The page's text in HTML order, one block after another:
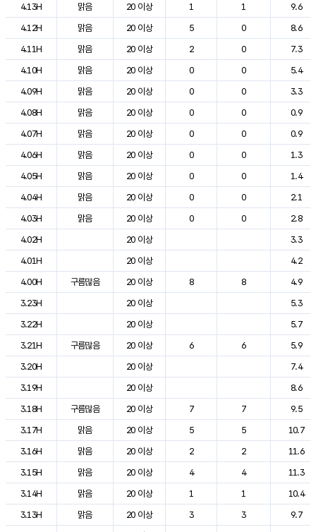
4.13H
맑음 20 이상 1 1
9.6
4.12H
맑음 20 이상 5 0
8.6
4.11H
맑음 20 이상 2 0
7.3
4.10H
맑음 20 이상 0 0
5.4
4.09H
맑음 20 이상 0 0
3.3
4.08H
맑음 20 이상 0 0
0.9
4.07H
맑음 20 이상 0 0
0.9
4.06H
맑음 20 이상 0 0
1.3
4.05H
맑음 20 이상 0 0
1.4
4.04H
맑음 20 이상 0 0
2.1
4.03H
맑음 20 이상 0 0
2.8
4.02H
20 이상
3.3
4.01H
20 이상
4.2
4.00H
구름많음 20 이상 8 8
4.9
3.23H
20 이상
5.3
3.22H
20 이상
5.7
3.21H
구름많음 20 이상 6 6
5.9
3.20H
20 이상
7.4
3.19H
20 이상
8.6
3.18H
구름많음 20 이상 7 7
9.5
3.17H
맑음 20 이상 5 5
10.7
3.16H
맑음 20 이상 2 2
11.6
3.15H
맑음 20 이상 4 4
11.3
3.14H
맑음 20 이상 1 1
10.4
3.13H
맑음 20 이상 3 3
9.7